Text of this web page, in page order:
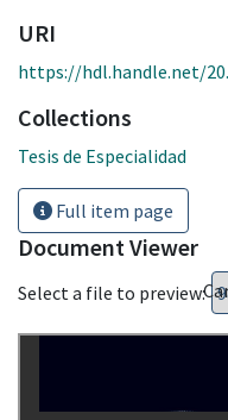
URI
https://hdl.handle.net/
Collections
Tesis de Especialidad
Full item page
Document Viewer
Select a file to preview: